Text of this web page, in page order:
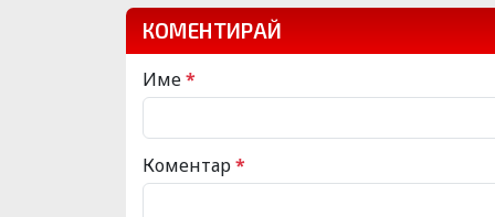
КОМЕНТИРАЙ
Име*
Коментар*